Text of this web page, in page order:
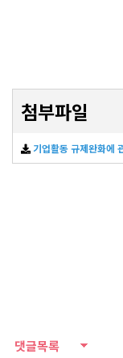
첨부파일
기업활동 규제완화에
댓글목록